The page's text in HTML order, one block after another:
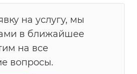
на услугу, мы
в ближайшее
на все
вопросы.